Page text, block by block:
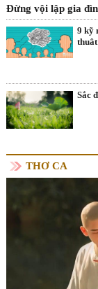
Đừng vội lập gia
9 kỹ
Sắc
THƠ CA